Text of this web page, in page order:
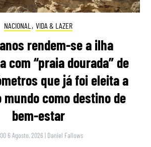
NACIONAL , VIDA & LAZER
rendem-se a ilha
com “praia dourada” de
que já foi eleita a
mundo como destino de
bem-estar
6 Agosto, 2026 | Daniel Fallows